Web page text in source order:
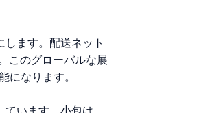
ます。配送ネット
このグローバルな展
になります。